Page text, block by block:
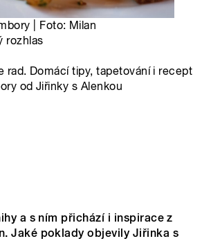
| Foto: Milan
rozhlas
rad. Domácí tipy, tapetování i recept
od Jiřinky s Alenkou
a s ním přichází i inspirace z
Jaké poklady objevily Jiřinka s